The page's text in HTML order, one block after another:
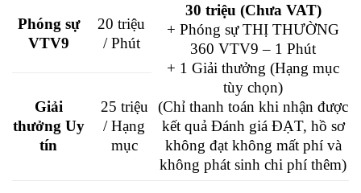
Phóng sự
VTV9
20 triệu
/ Phút
30 triệu (Chưa VAT)
+ Phóng sự THỊ THƯỜNG
360 VTV9 – 1 Phút
+ 1 Giải thưởng (Hạng mục
tùy chọn)
(Chỉ thanh toán khi nhận được
kết quả Đánh giá ĐẠT, hồ sơ
không đạt không mất phí và
không phát sinh chi phí thêm)
Giải
thưởng Uy
tín
25 triệu
/ Hạng
mục